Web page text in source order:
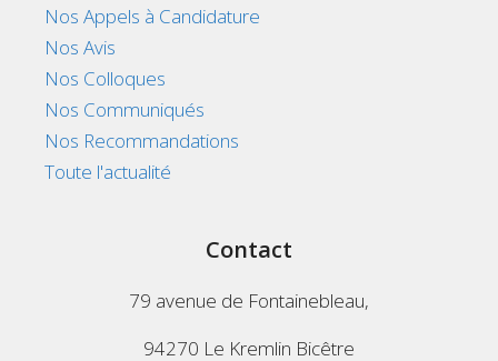
Nos Appels à Candidature
Nos Avis
Nos Colloques
Nos Communiqués
Nos Recommandations
Toute l'actualité
Contact
79 avenue de Fontainebleau,
94270 Le Kremlin Bicêtre